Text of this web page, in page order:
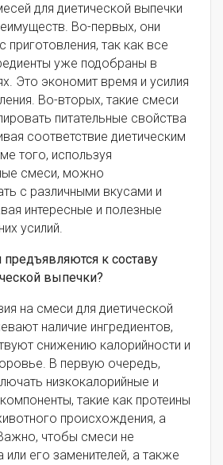
для диетической выпечки
Во-первых, они
так как все
уже подобраны в
Это экономит время и усилия
Во-вторых, такие смеси
питательные свойства
соответствие диетическим
того, используя
смеси, можно
с различными вкусами и
интересные и полезные
усилий.
предъявляются к составу
выпечки?
на смеси для диетической
наличие ингредиентов,
снижению калорийности и
В первую очередь,
низкокалорийные и
такие как протеины
происхождения, а
чтобы смеси не
его заменителей, а также